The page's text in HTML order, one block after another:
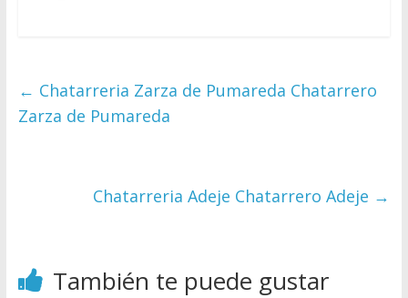
← Chatarreria Zarza de Pumareda Chatarrero
Zarza de Pumareda
Chatarreria Adeje Chatarrero Adeje →
También te puede gustar